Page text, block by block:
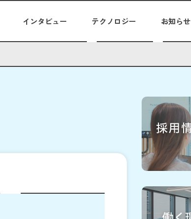
インタビュー テクノロジー お知らせ